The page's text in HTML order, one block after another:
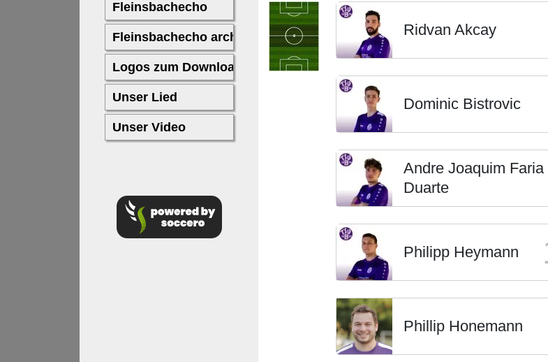
Ridvan Akcay
Dominic Bistrovic
Andre Joaquim Faria
Duarte
Philipp Heymann
Phillip Honemann